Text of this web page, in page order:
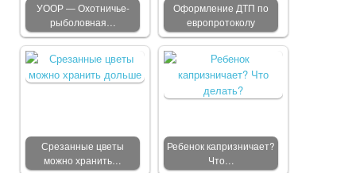
УООР — Охотничье-
рыболовная…
Оформление ДТП по
европротоколу
Срезанные цветы
можно хранить…
Ребенок капризничает?
Что…